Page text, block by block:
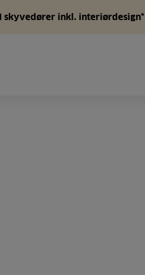
skyvedører inkl. interiørdesign*